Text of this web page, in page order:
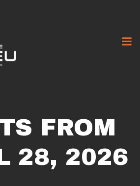
FROM
28, 2026